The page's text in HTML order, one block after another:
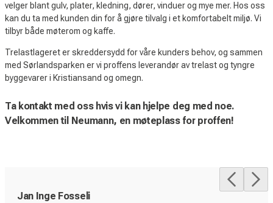
velger blant gulv, plater, kledning, dører, vinduer og mye mer. Hos oss
kan du ta med kunden din for å gjøre tilvalg i et komfortabelt miljø. Vi
tilbyr både møterom og kaffe.
Trelastlageret er skreddersydd for våre kunders behov, og sammen
med Sørlandsparken er vi proffens leverandør av trelast og tyngre
byggevarer i Kristiansand og omegn.
Ta kontakt med oss hvis vi kan hjelpe deg med noe.
Velkommen til Neumann, en møteplass for proffen!
Jan Inge Fosseli